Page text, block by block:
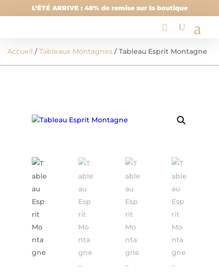
L’ÉTÉ ARRIVE : 40% de remise sur la boutique
Accueil /Tableaux Montagnes / Tableau Esprit Montagne